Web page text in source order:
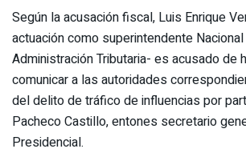
Según la acusación fiscal, Luis Enrique
actuación como superintendente
Administración Tributaria- es acusado de
comunicar a las autoridades
del delito de tráfico de influencias por
Pacheco Castillo, entones secretario
Presidencial.